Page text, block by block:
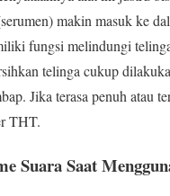
makin masuk ke
fungsi melindungi
telinga cukup
Jika terasa penuh atau
THT.
Suara Saat